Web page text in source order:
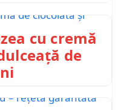
cu cremă
de